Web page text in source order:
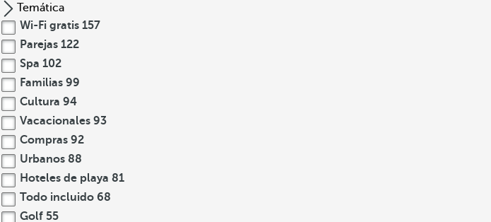
Temática
Wi-Fi gratis 157
Parejas 122
Spa 102
Familias 99
Cultura 94
Vacacionales 93
Compras 92
Urbanos 88
Hoteles de playa 81
Todo incluido 68
Golf 55